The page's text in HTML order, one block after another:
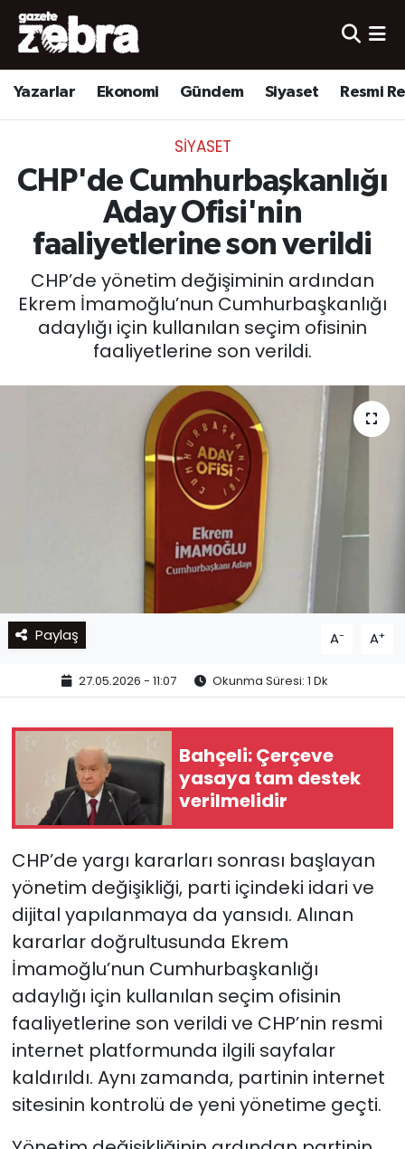
Yazarlar Ekonomi Gündem Siyaset Resmi
SIYASET
CHP'de Cumhurbaşkanlığı
Aday Ofisi'nin
faaliyetlerine son verildi
CHP’de yönetim değişiminin ardından
Ekrem İmamoğlu’nun Cumhurbaşkanlığı
adaylığı için kullanılan seçim ofisinin
faaliyetlerine son verildi.
Paylaş A- A+
27.05.2026 - 11:07 Okunma Süresi: 1 Dk
Bahçeli: Çerçeve
yasaya tam destek
verilmelidir
CHP’de yargı kararları sonrası başlayan
yönetim değişikliği, parti içindeki idari ve
dijital yapılanmaya da yansıdı. Alınan
kararlar doğrultusunda Ekrem
İmamoğlu’nun Cumhurbaşkanlığı
adaylığı için kullanılan seçim ofisinin
faaliyetlerine son verildi ve CHP’nin resmi
internet platformunda ilgili sayfalar
kaldırıldı. Aynı zamanda, partinin internet
sitesinin kontrolü de yeni yönetime geçti.
Yazarlar
Ekonomi
Spor
Nöbetçi Eczaneler
Hava Durumu
Süper Lig Puan Durumu ve Fikstür
Tüm Manşetler
Son Dakika Haberleri
Haber Arşivi